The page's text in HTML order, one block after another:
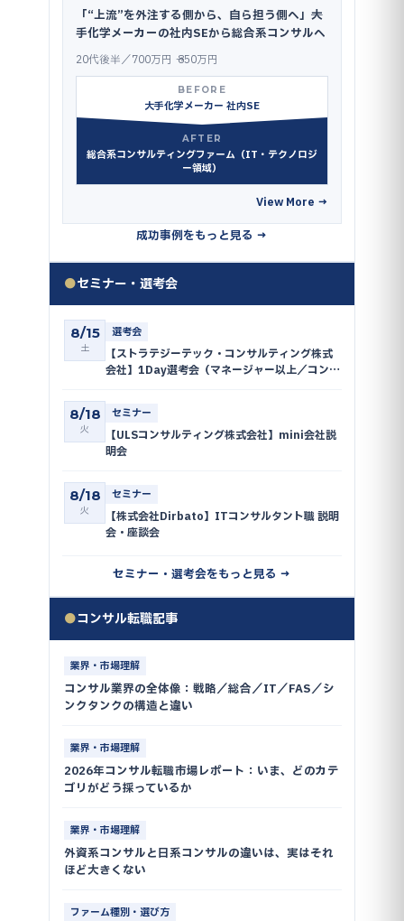
「“上流”を外注する側から、自ら担う側へ」──大
手化学メーカーの社内SEから総合系コンサルへ
20代後半／700万円 → 850万円
BEFORE
大手化学メーカー 社内SE
AFTER
総合系コンサルティングファーム（IT・テクノロジ
ー領域）
View More →
成功事例をもっと見る →
●セミナー・選考会
8/15
土
選考会
【ストラテジーテック・コンサルティング株式
会社】1Day選考会（マネージャー以上／コンサ
8/18
火
セミナー
【ULSコンサルティング株式会社】mini会社説
明会
8/18
火
セミナー
【株式会社Dirbato】ITコンサルタント職 説明
会・座談会
セミナー・選考会をもっと見る →
●コンサル転職記事
業界・市場理解
コンサル業界の全体像：戦略／総合／IT／FAS／シ
ンクタンクの構造と違い
業界・市場理解
2026年コンサル転職市場レポート：いま、どのカテ
ゴリがどう採っているか
業界・市場理解
外資系コンサルと日系コンサルの違いは、実はそれ
ほど大きくない
ファーム種別・選び方